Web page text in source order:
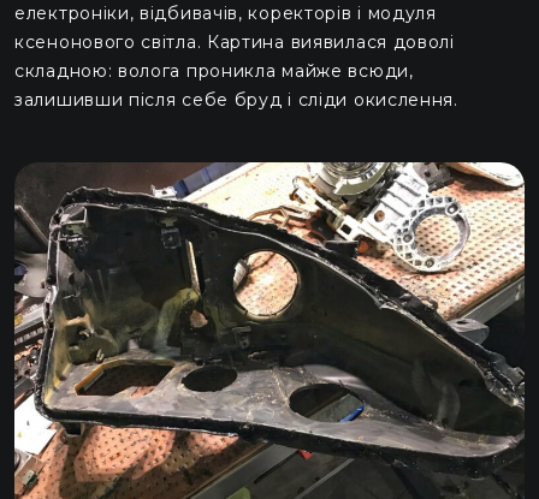
електроніки, відбивачів, коректорів і модуля
ксенонового світла. Картина виявилася доволі
складною: волога проникла майже всюди,
залишивши після себе бруд і сліди окислення.